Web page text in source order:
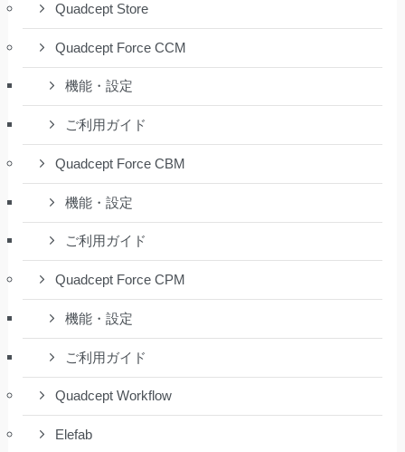
Quadcept Store
Quadcept Force CCM
機能・設定
ご利用ガイド
Quadcept Force CBM
機能・設定
ご利用ガイド
Quadcept Force CPM
機能・設定
ご利用ガイド
Quadcept Workflow
Elefab